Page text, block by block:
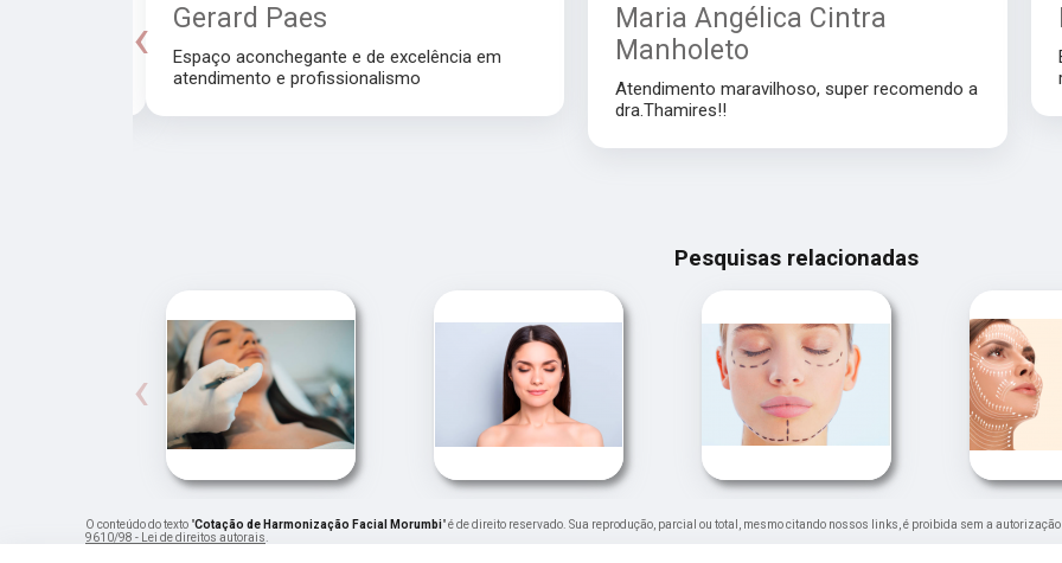
Gerard Paes
Espaço aconchegante e de excelência em
atendimento e profissionalismo
Maria Angélica Cintra
Manholeto
Atendimento maravilhoso, super recomendo a
dra.Thamires!!
‹
Pesquisas relacionadas
‹
O conteúdo do texto "Cotação de Harmonização Facial Morumbi" é de direito reservado. Sua reprodução, parcial ou total, mesmo citando nossos links, é proibida sem a
9610/98 - Lei de direitos autorais